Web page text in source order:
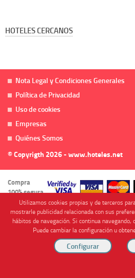
HOTELES CERCANOS
Nota Legal y Condiciones Generales
Política de Privacidad
Uso de cookies
Empresas
Quiénes Somos
© Copyrigth 2026 - www.hoteles.net
Compra
100% segura
Cofinanciado por
Utilizamos cookies propias y de terceros
mostrarle publicidad relacionada con sus
hábitos de navegación. Si continua navegando,
Puede cambiar la configuración u